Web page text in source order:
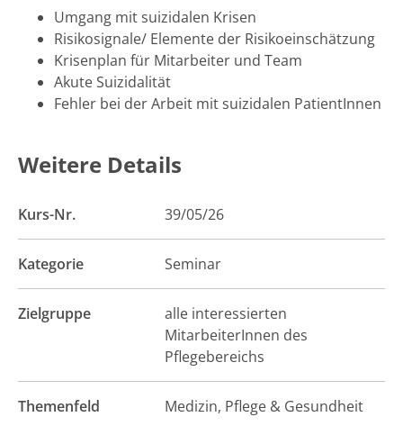
Umgang mit suizidalen Krisen
Risikosignale/ Elemente der Risikoeinschätzung
Krisenplan für Mitarbeiter und Team
Akute Suizidalität
Fehler bei der Arbeit mit suizidalen PatientInnen
Weitere Details
Kurs-Nr. 39/05/26
Kategorie Seminar
Zielgruppe
alle interessierten
MitarbeiterInnen des
Pflegebereichs
Themenfeld Medizin, Pflege & Gesundheit